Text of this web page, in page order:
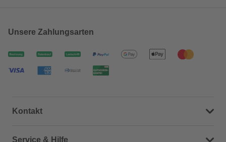
Unsere Zahlungsarten
Kontakt
Dein Kontakt zu uns
Service & Hilfe